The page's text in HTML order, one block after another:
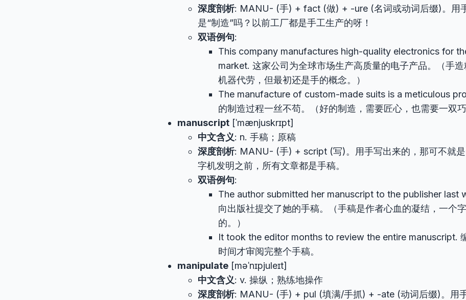
深度剖析: MANU- (手) + fact (做) + -ure (名词或动词后缀)。用
是“制造”吗？以前工厂都是手工生产的呀！
双语例句:
This company manufactures high-quality electronics for
market. 这家公司为全球市场生产高质量的电子产品。（手
机器代劳，但最初还是手的概念。）
The manufacture of custom-made suits is a meticulous
的制造过程一丝不苟。（好的制造，需要匠心，也需要一双巧
manuscript [ˈmænjuskrɪpt]
中文含义: n. 手稿；原稿
深度剖析: MANU- (手) + script (写)。用手写出来的，那可不就是
字机发明之前，所有文章都是手稿。
双语例句:
The author submitted her manuscript to the publisher last
向出版社提交了她的手稿。（手稿是作者心血的凝结，一个
的。）
It took the editor months to review the entire manuscript.
时间才审阅完整个手稿。
manipulate [məˈnɪpjuleɪt]
中文含义: v. 操纵；熟练地操作
深度剖析: MANU- (手) + pul (填满/手抓) + -ate (动词后缀)。用